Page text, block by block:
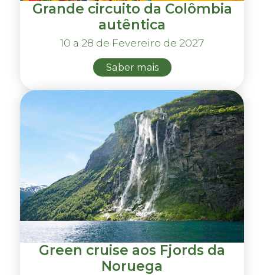
Grande circuito da Colômbia
autêntica
10 a 28 de Fevereiro de 2027
Saber mais
Green cruise aos Fjords da
Noruega